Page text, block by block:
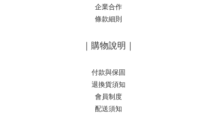
企業合作
條款細則
｜購物說明｜
付款與保固
退換貨須知
會員制度
配送須知